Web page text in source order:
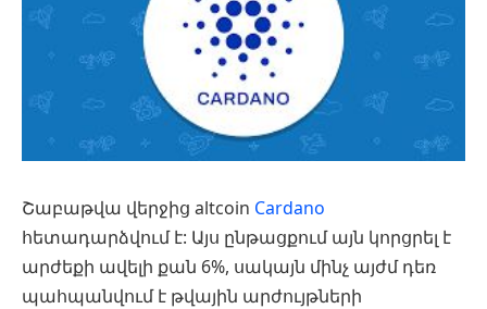
Շաբաթվա վերջից altcoin Cardano
հետադարձվում է: Այս ընթացքում այն կորցրել է
արժեքի ավելի քան 6%, սակայն մինչ այժմ դեռ
պահպանվում է թվային արժույթների